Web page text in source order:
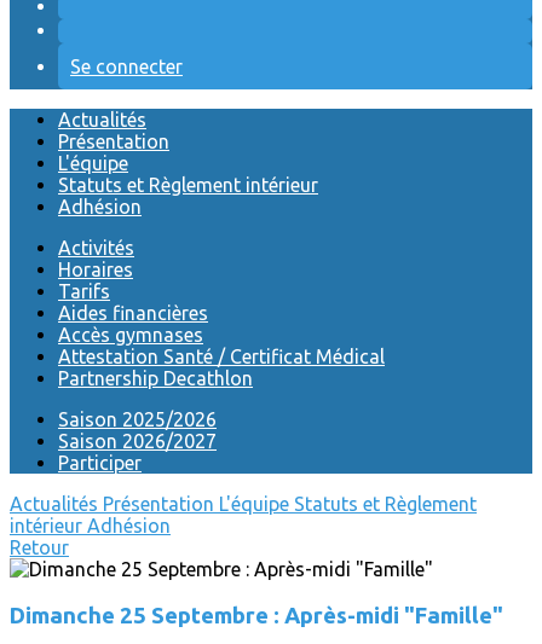
Se connecter
Actualités
Présentation
L'équipe
Statuts et Règlement intérieur
Adhésion
Activités
Horaires
Tarifs
Aides financières
Accès gymnases
Attestation Santé / Certificat Médical
Partnership Decathlon
Saison 2025/2026
Saison 2026/2027
Participer
Actualités Présentation L'équipe Statuts et Règlement
intérieur Adhésion
Retour
Dimanche 25 Septembre : Après-midi "Famille"